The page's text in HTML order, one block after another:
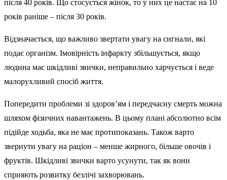
після 40 років. Що стосується жінок, то у них це настає на 10
років раніше – після 30 років.
Відзначається, що важливо звертати увагу на сигнали, які
подає організм. Імовірність інфаркту збільшується, якщо
людина має шкідливі звички, неправильно харчується і веде
малорухливий спосіб життя.
Попередити проблеми зі здоров’ям і передчасну смерть можна
шляхом фізичних навантажень. В цьому плані абсолютно всім
підійде ходьба, яка не має протипоказань. Також варто
звернути увагу на раціон – менше жирного, більше овочів і
фруктів. Шкідливі звички варто усунути, так як вони
сприяють розвитку безлічі захворювань.